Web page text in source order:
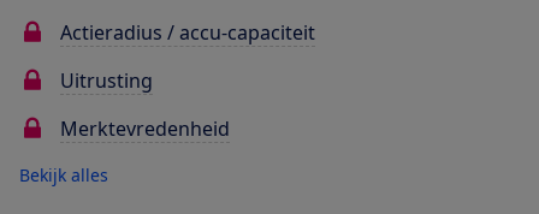
Actieradius / accu-capaciteit
Uitrusting
Merktevredenheid
Bekijk alles